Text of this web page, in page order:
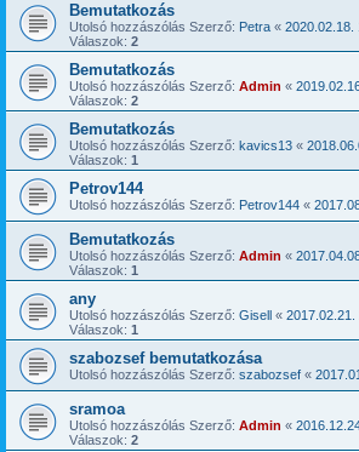
Bemutatkozás
Utolsó hozzászólás Szerző: Petra « 2020.02.18.
Válaszok: 2
Bemutatkozás
Utolsó hozzászólás Szerző: Admin «
Válaszok: 2
Bemutatkozás
Utolsó hozzászólás Szerző: kavics13 «
Válaszok: 1
Petrov144
Utolsó hozzászólás Szerző: Petrov144 «
Bemutatkozás
Utolsó hozzászólás Szerző: Admin «
Válaszok: 1
any
Utolsó hozzászólás Szerző: Gisell « 2017.02.21.
Válaszok: 1
szabozsef bemutatkozása
Utolsó hozzászólás Szerző: szabozsef «
sramoa
Utolsó hozzászólás Szerző: Admin «
Válaszok: 2